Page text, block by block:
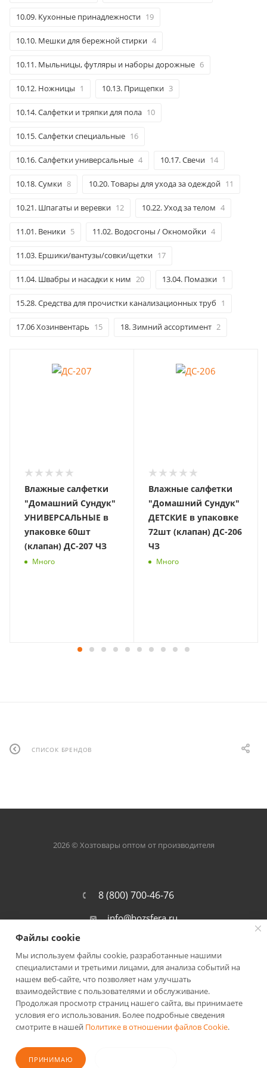
10.09. Кухонные принадлежности 19
10.10. Мешки для бережной стирки 4
10.11. Мыльницы, футляры и наборы дорожные 6
10.12. Ножницы 1 10.13. Прищепки 3
10.14. Салфетки и тряпки для пола 10
10.15. Салфетки специальные 16
10.16. Салфетки универсальные 4 10.17. Свечи 14
10.18. Сумки 8 10.20. Товары для ухода за одеждой 11
10.21. Шпагаты и веревки 12 10.22. Уход за телом 4
11.01. Веники 5 11.02. Водосгоны / Окномойки 4
11.03. Ершики/вантузы/совки/щетки 17
11.04. Швабры и насадки к ним 20 13.04. Помазки 1
15.28. Средства для прочистки канализационных труб 1
17.06 Хозинвентарь 15 18. Зимний ассортимент 2
Влажные салфетки
"Домашний Сундук"
УНИВЕРСАЛЬНЫЕ в
упаковке 60шт
(клапан) ДС-207 ЧЗ
Много
Влажные салфетки
"Домашний Сундук"
ДЕТСКИЕ в упаковке
72шт (клапан) ДС-206
ЧЗ
Много
СПИСОК БРЕНДОВ
2026 © Хозтовары оптом от производителя
8 (800) 700-46-76
info@hozsfera.ru
301105, Тульская обл., Ленинский р-
он, пос. Ильинка, ул. Центральная, д.
19а, корп. 7
ПОЛИТИКА КОНФИДЕНЦИАЛЬНОСТИ
Файлы cookie
Мы используем файлы cookie, разработанные нашими
специалистами и третьими лицами, для анализа событий на
нашем веб-сайте, что позволяет нам улучшать
взаимодействие с пользователями и обслуживание.
Продолжая просмотр страниц нашего сайта, вы принимаете
условия его использования. Более подробные сведения
смотрите в нашей Политике в отношении файлов Cookie.
ПРИНИМАЮ